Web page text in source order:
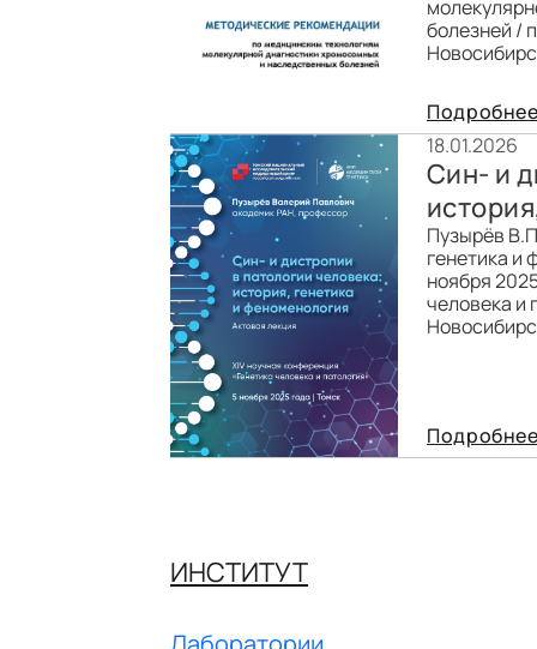
болезней /
18.01.2026
Син- и
Пузырёв
генетика и
ноября
человека и
ИНСТИТУТ